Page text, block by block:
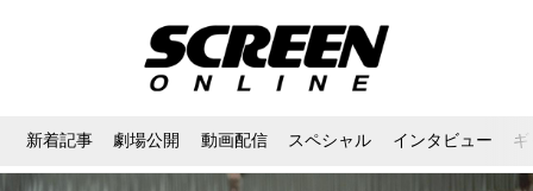
新着記事 劇場公開 動画配信 スペシャル インタビュー